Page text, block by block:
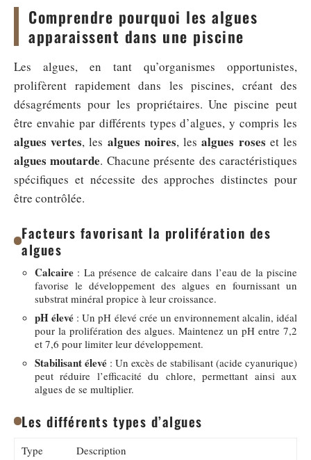
Comprendre pourquoi les algues
apparaissent dans une piscine
Les algues, en tant qu’organismes opportunistes,
prolifèrent rapidement dans les piscines, créant des
désagréments pour les propriétaires. Une piscine peut
être envahie par différents types d’algues, y compris les
algues vertes, les algues noires, lesalgues roses et les
algues moutarde. Chacune présente des caractéristiques
spécifiques et nécessite des approches distinctes pour
être contrôlée.
Facteurs favorisant la prolifération des
algues
Calcaire : La présence de calcaire dans l’eau de la piscine
favorise le développement des algues en fournissant un
substrat minéral propice à leur croissance.
pH élevé : Un pH élevé crée un environnement alcalin, idéal
pour la prolifération des algues. Maintenez un pH entre 7,2
et 7,6 pour limiter leur développement.
Stabilisant élevé : Un excès de stabilisant (acide cyanurique)
peut réduire l’efficacité du chlore, permettant ainsi aux
algues de se multiplier.
Les différents types d’algues
Type
Description